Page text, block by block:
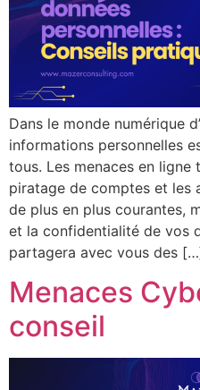
Dans le monde numérique
informations personnelles
tous. Les menaces en ligne
piratage de comptes et les
de plus en plus courantes,
et la confidentialité de vos
partagera avec vous des
Menaces
conseil